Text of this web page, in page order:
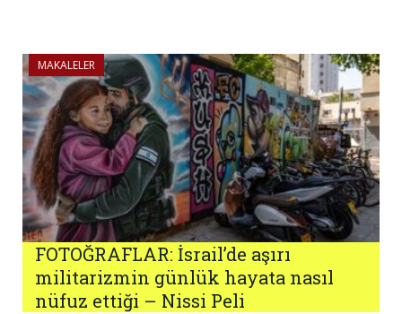
MAKALELER
FOTOĞRAFLAR: İsrail’de aşırı
militarizmin günlük hayata nasıl
nüfuz ettiği – Nissi Peli